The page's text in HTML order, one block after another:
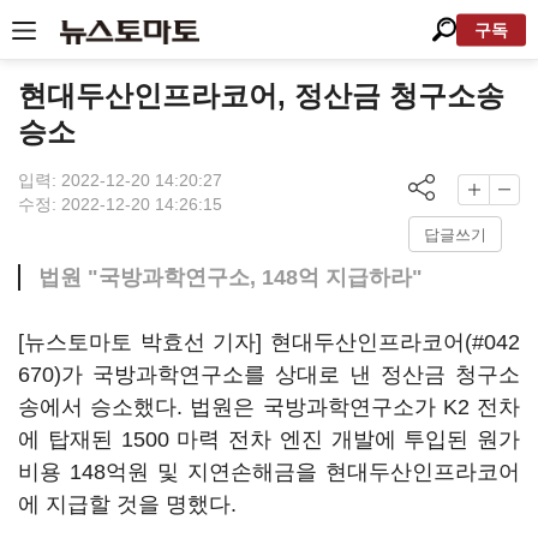
구독
현대두산인프라코어, 정산금 청구소송
승소
입력: 2022-12-20 14:20:27
수정: 2022-12-20 14:26:15
답글쓰기
법원 "국방과학연구소, 148억 지급하라"
[뉴스토마토 박효선 기자] 현대두산인프라코어(#042
670)가 국방과학연구소를 상대로 낸 정산금 청구소
송에서 승소했다. 법원은 국방과학연구소가 K2 전차
에 탑재된 1500 마력 전차 엔진 개발에 투입된 원가
비용 148억원 및 지연손해금을 현대두산인프라코어
에 지급할 것을 명했다.